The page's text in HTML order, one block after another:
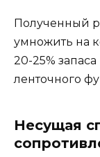
Полученный
умножить на
20-25%
ленточного
Несущая